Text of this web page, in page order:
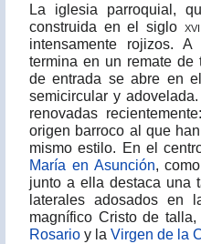
La iglesia parroquial,
construida en el siglo
intensamente rojizos.
termina en un remate de
de entrada se abre en
semicircular y
renovadas
origen barroco al que
mismo estilo. En el
María en Asunción,
junto a ella destaca una
laterales adosados en
magnífico Cristo de
Rosario y la Virgen de la